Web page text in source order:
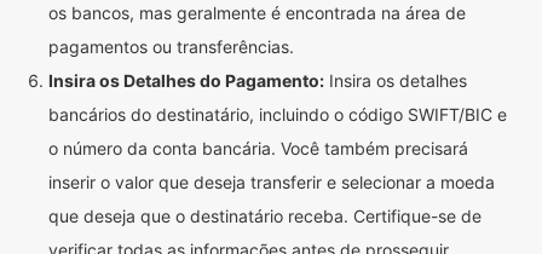
os bancos, mas geralmente é encontrada na área de
pagamentos ou transferências.
Insira os Detalhes do Pagamento: Insira os detalhes
bancários do destinatário, incluindo o código SWIFT/BIC e
o número da conta bancária. Você também precisará
inserir o valor que deseja transferir e selecionar a moeda
que deseja que o destinatário receba. Certifique-se de
verificar todas as informações antes de prosseguir.